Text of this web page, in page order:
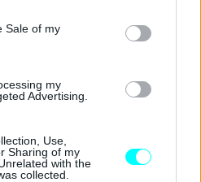
purposes in below Google
Sale of my
my
Advertising.
Use,
Sharing of my
with the
collected.